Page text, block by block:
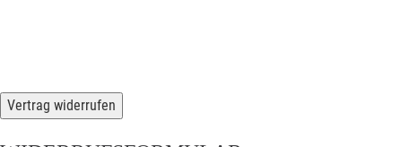
Vertrag widerrufen